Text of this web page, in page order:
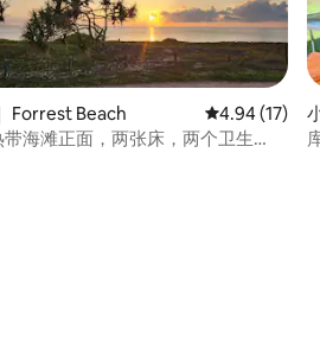
5 分），共 62 条评价
Forrest Beach 平均评分 4.94
4.94 (17)
海滩正面，两张床，两个卫生